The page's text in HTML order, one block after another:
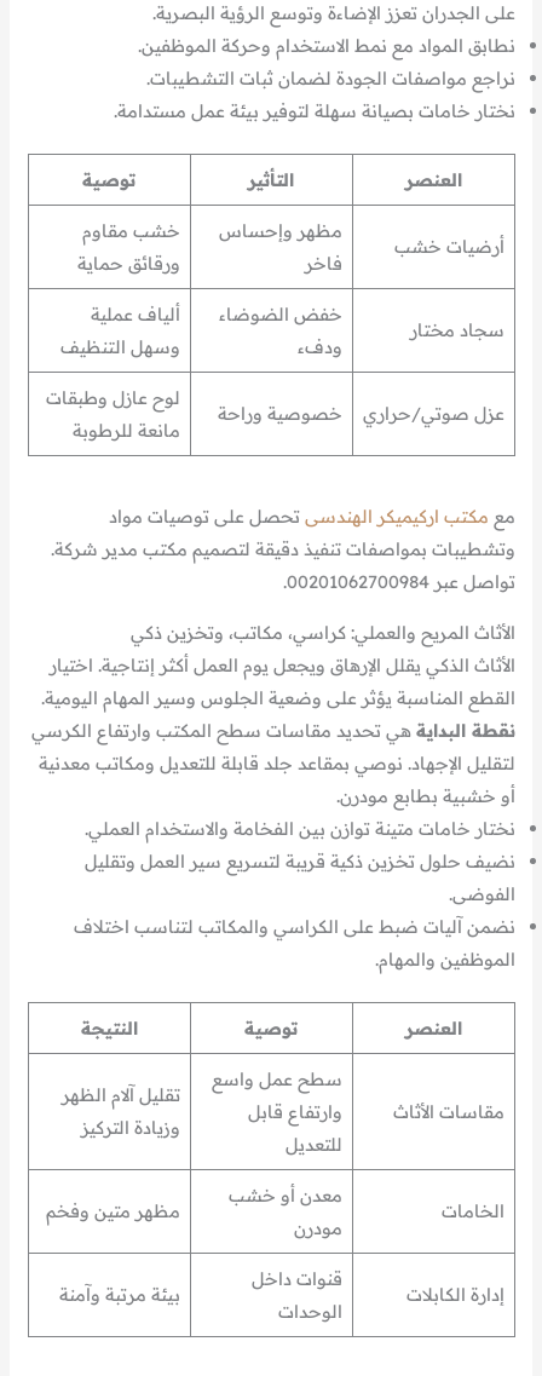
على الجدران تعزز الإضاءة وتوسع الرؤية البصرية.
نطابق المواد مع نمط الاستخدام وحركة الموظفين.
نراجع مواصفات الجودة لضمان ثبات التشطيبات.
نختار خامات بصيانة سهلة لتوفير بيئة عمل مستدامة.
العنصر التأثير توصية
أرضيات خشب
مظهر وإحساس
فاخر
خشب مقاوم
ورقائق حماية
سجاد مختار
خفض الضوضاء
ودفء
ألياف عملية
وسهل التنظيف
عزل صوتي/حراري خصوصية وراحة
لوح عازل وطبقات
مانعة للرطوبة
مع مكتب اركيميكر الهندسى تحصل على توصيات مواد
وتشطيبات بمواصفات تنفيذ دقيقة لتصميم مكتب مدير شركة.
تواصل عبر 00201062700984.
الأثاث المريح والعملي: كراسي، مكاتب، وتخزين ذكي
الأثاث الذكي يقلل الإرهاق ويجعل يوم العمل أكثر إنتاجية. اختيار
القطع المناسبة يؤثر على وضعية الجلوس وسير المهام اليومية.
نقطة البداية هي تحديد مقاسات سطح المكتب وارتفاع الكرسي
لتقليل الإجهاد. نوصي بمقاعد جلد قابلة للتعديل ومكاتب معدنية
أو خشبية بطابع مودرن.
نختار خامات متينة توازن بين الفخامة والاستخدام العملي.
نضيف حلول تخزين ذكية قريبة لتسريع سير العمل وتقليل
الفوضى.
نضمن آليات ضبط على الكراسي والمكاتب لتناسب اختلاف
الموظفين والمهام.
العنصر توصية النتيجة
مقاسات الأثاث
سطح عمل واسع
وارتفاع قابل
للتعديل
تقليل آلام الظهر
وزيادة التركيز
الخامات
معدن أو خشب
مودرن
مظهر متين وفخم
إدارة الكابلات
قنوات داخل
الوحدات
بيئة مرتبة وآمنة